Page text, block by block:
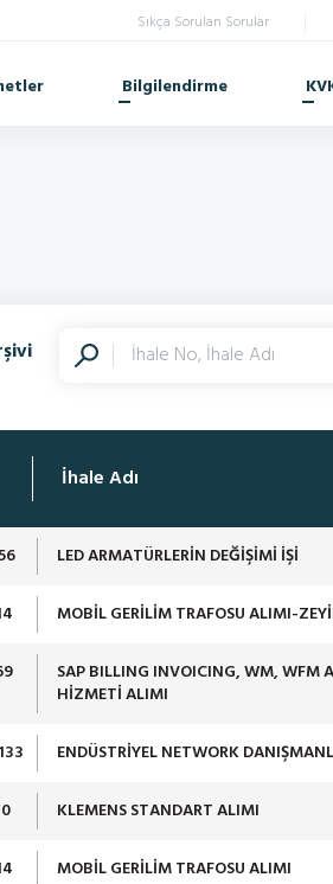
Sıkça Sorulan Sorular
Bilgilendirme
İhale Adı
LED ARMATÜRLERİN DEĞİŞİMİ İŞİ
MOBİL GERİLİM TRAFOSU ALIMI-
SAP BILLING INVOICING, WM, WFM
HİZMETİ ALIMI
ENDÜSTRİYEL NETWORK
KLEMENS STANDART ALIMI
MOBİL GERİLİM TRAFOSU ALIMI